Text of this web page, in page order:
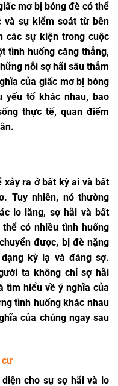
mơ bị bóng đè có thể
và sự kiểm soát từ bên
các sự kiện trong cuộc
tình huống căng thẳng,
nỗi sợ hãi sâu thẳm
của giấc mơ bị bóng
yếu tố khác nhau, bao
thực tế, quan điểm
xảy ra ở bất kỳ ai và bất
Tuy nhiên, nó thường
lo lắng, sợ hãi và bất
có nhiều tình huống
được, bị đè nặng
kỳ lạ và đáng sợ.
ta không chỉ sợ hãi
tìm hiểu về ý nghĩa của
tình huống khác nhau
của chúng ngay sau
cư
cho sự sợ hãi và lo